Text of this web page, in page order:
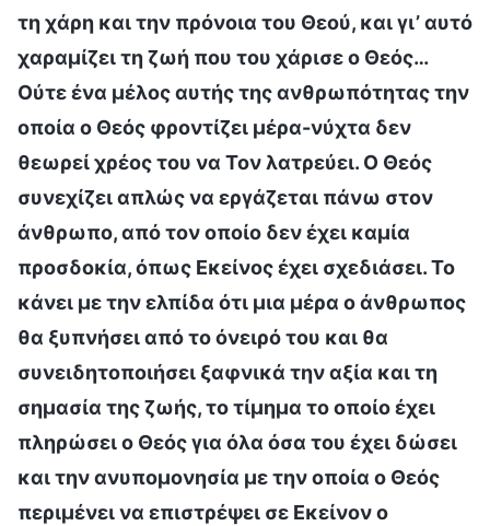
τη χάρη και την πρόνοια του Θεού, και γι’ αυτό
χαραμίζει τη ζωή που του χάρισε ο Θεός…
Ούτε ένα μέλος αυτής της ανθρωπότητας την
οποία ο Θεός φροντίζει μέρα-νύχτα δεν
θεωρεί χρέος του να Τον λατρεύει. Ο Θεός
συνεχίζει απλώς να εργάζεται πάνω στον
άνθρωπο, από τον οποίο δεν έχει καμία
προσδοκία, όπως Εκείνος έχει σχεδιάσει. Το
κάνει με την ελπίδα ότι μια μέρα ο άνθρωπος
θα ξυπνήσει από το όνειρό του και θα
συνειδητοποιήσει ξαφνικά την αξία και τη
σημασία της ζωής, το τίμημα το οποίο έχει
πληρώσει ο Θεός για όλα όσα του έχει δώσει
και την ανυπομονησία με την οποία ο Θεός
περιμένει να επιστρέψει σε Εκείνον ο